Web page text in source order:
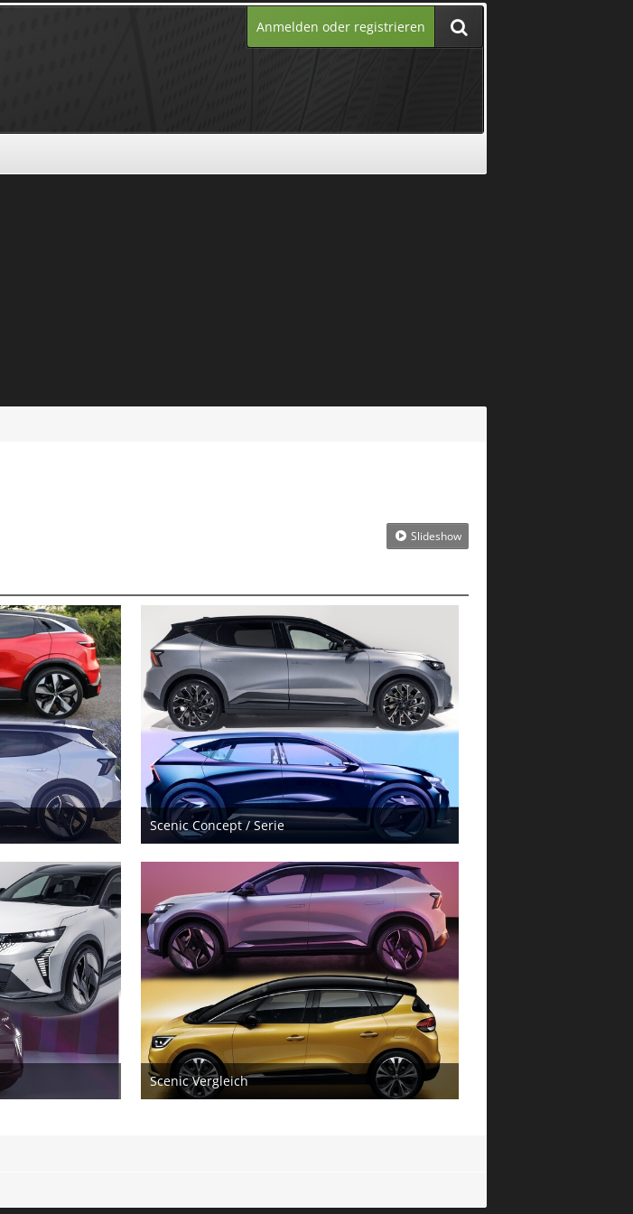
Anmelden oder registrieren
Slideshow
Scenic Concept / Serie
17. März 2024
Scenic Vergleich
17. März 2024